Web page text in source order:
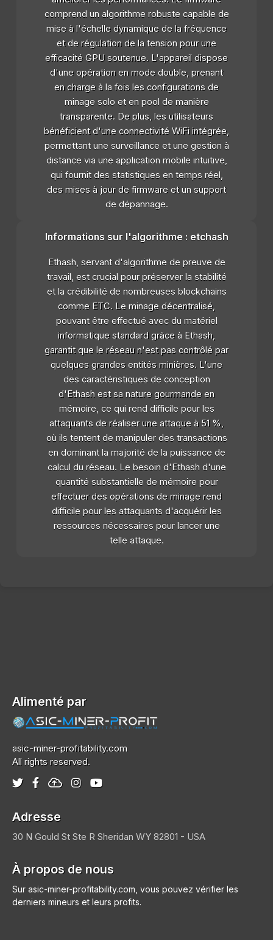
comprend un algorithme robuste capable de
mise à l'échelle dynamique de la fréquence
et de régulation de la tension pour une
efficacité GPU soutenue. L'appareil dispose
d'une opération en mode double, prenant
en charge à la fois les configurations de
minage solo et en pool de manière
transparente. De plus, les utilisateurs
bénéficient d'une connectivité WiFi intégrée,
permettant une surveillance et une gestion à
distance via une application mobile intuitive,
qui fournit des statistiques en temps réel,
des mises à jour de firmware et un support
de dépannage.
Informations sur l'algorithme : etchash
Ethash, servant d'algorithme de preuve de
travail, est crucial pour préserver la stabilité
et la crédibilité de nombreuses blockchains
comme ETC. Le minage décentralisé,
pouvant être effectué avec du matériel
informatique standard grâce à Ethash,
garantit que le réseau n'est pas contrôlé par
quelques grandes entités minières. L'une
des caractéristiques de conception
d'Ethash est sa nature gourmande en
mémoire, ce qui rend difficile pour les
attaquants de réaliser une attaque à 51 %,
où ils tentent de manipuler des transactions
en dominant la majorité de la puissance de
calcul du réseau. Le besoin d'Ethash d'une
quantité substantielle de mémoire pour
effectuer des opérations de minage rend
difficile pour les attaquants d'acquérir les
ressources nécessaires pour lancer une
telle attaque.
Alimenté par
asic-miner-profitability.com
All rights reserved.
Adresse
30 N Gould St Ste R Sheridan WY 82801 - USA
À propos de nous
Sur asic-miner-profitability.com, vous pouvez vérifier les
derniers mineurs et leurs profits.